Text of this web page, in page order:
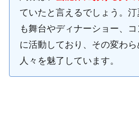
ていたと言えるでしょう。
も舞台やディナーショー、
に活動しており、その変わ
人々を魅了しています。